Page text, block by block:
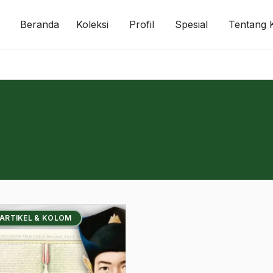
Beranda Koleksi Profil Spesial Tentang
& KOLOM